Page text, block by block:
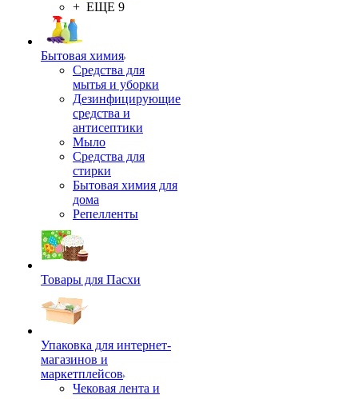
+ ЕЩЕ 9
Бытовая химия
Средства для
мытья и уборки
Дезинфицирующие
средства и
антисептики
Мыло
Средства для
стирки
Бытовая химия для
дома
Репелленты
Товары для Пасхи
Упаковка для интернет-
магазинов и
маркетплейсов
Чековая лента и